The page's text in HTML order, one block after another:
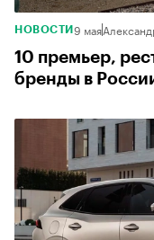
НОВОСТИ 9 мая
10 премьер,
бренды в